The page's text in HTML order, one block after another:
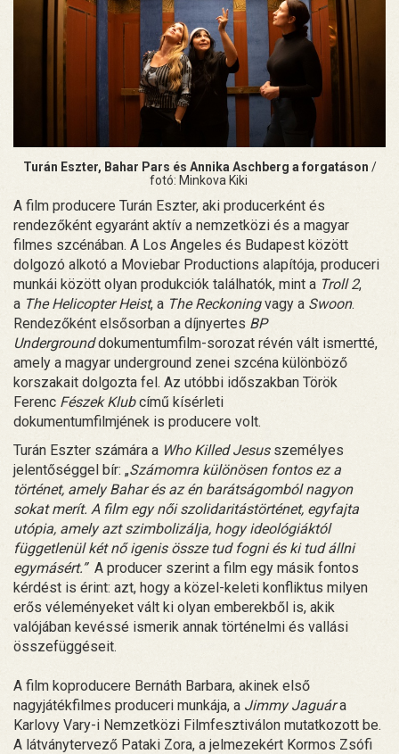
Turán Eszter, Bahar Pars és Annika Aschberg a forgatáson /
fotó: Minkova Kiki
A film producere Turán Eszter, aki producerként és
rendezőként egyaránt aktív a nemzetközi és a magyar
filmes szcénában. A Los Angeles és Budapest között
dolgozó alkotó a Moviebar Productions alapítója, produceri
munkái között olyan produkciók találhatók, mint a Troll 2,
a The Helicopter Heist, a The Reckoningvagy a Swoon.
Rendezőként elsősorban a díjnyertes BP
Undergrounddokumentumfilm-sorozat révén vált ismertté,
amely a magyar underground zenei szcéna különböző
korszakait dolgozta fel. Az utóbbi időszakban Török
Ferenc Fészek Klubcímű kísérleti
dokumentumfilmjének is producere volt.
Turán Eszter számára a Who Killed Jesusszemélyes
jelentőséggel bír: „Számomra különösen fontos ez a
történet, amely Bahar és az én barátságomból nagyon
sokat merít. A film egy női szolidaritástörténet, egyfajta
utópia, amely azt szimbolizálja, hogy ideológiáktól
függetlenül két nő igenis össze tud fogni és ki tud állni
egymásért.”A producer szerint a film egy másik fontos
kérdést is érint: azt, hogy a közel-keleti konfliktus milyen
erős véleményeket vált ki olyan emberekből is, akik
valójában kevéssé ismerik annak történelmi és vallási
összefüggéseit.
A film koproducere Bernáth Barbara, akinek első
nagyjátékfilmes produceri munkája, a Jimmy Jaguára
Karlovy Vary-i Nemzetközi Filmfesztiválon mutatkozott be.
A látványtervező Pataki Zora, a jelmezekért Kormos Zsófi